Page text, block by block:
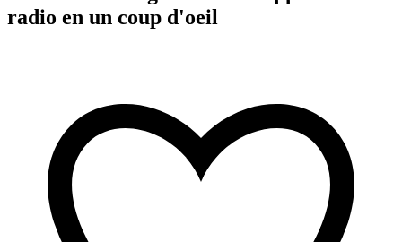
radio en un coup d'oeil